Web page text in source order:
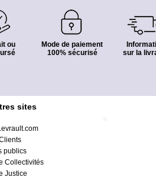
ou
Mode de paiement
100% sécurisé
sur la
sites
publics
Collectivités
Justice